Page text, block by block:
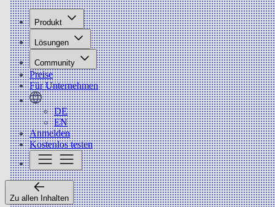
Produkt
Lösungen
Community
Preise
Für Unternehmen
DE
EN
Anmelden
Kostenlos testen
Zu allen Inhalten